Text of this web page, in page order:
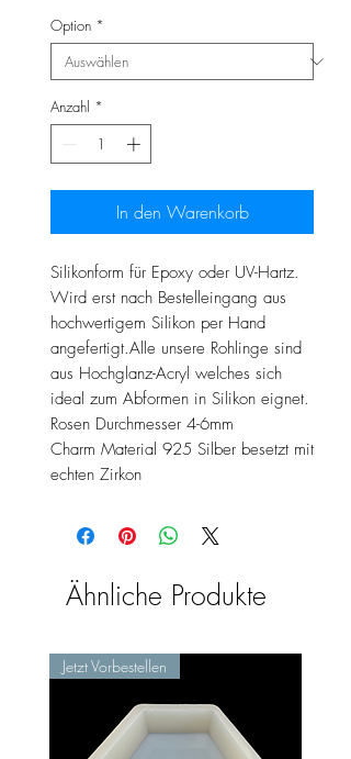
Option *
Anzahl *
In den Warenkorb
Silikonform für Epoxy oder UV-Hartz.
Wird erst nach Bestelleingang aus
hochwertigem Silikon per Hand
angefertigt.Alle unsere Rohlinge sind
aus Hochglanz-Acryl welches sich
ideal zum Abformen in Silikon eignet.
Rosen Durchmesser 4-6mm
Charm Material 925 Silber besetzt mit
echten Zirkon
Ähnliche Produkte
Jetzt Vorbestellen